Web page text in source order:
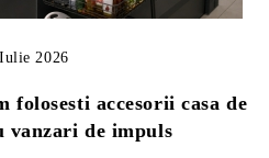
folosesti accesorii casa de
vanzari de impuls
2026